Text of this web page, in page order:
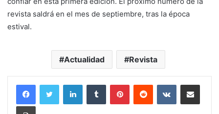
revista saldrá en el mes de septiembre, tras la época
estival.
Actualidad Revista